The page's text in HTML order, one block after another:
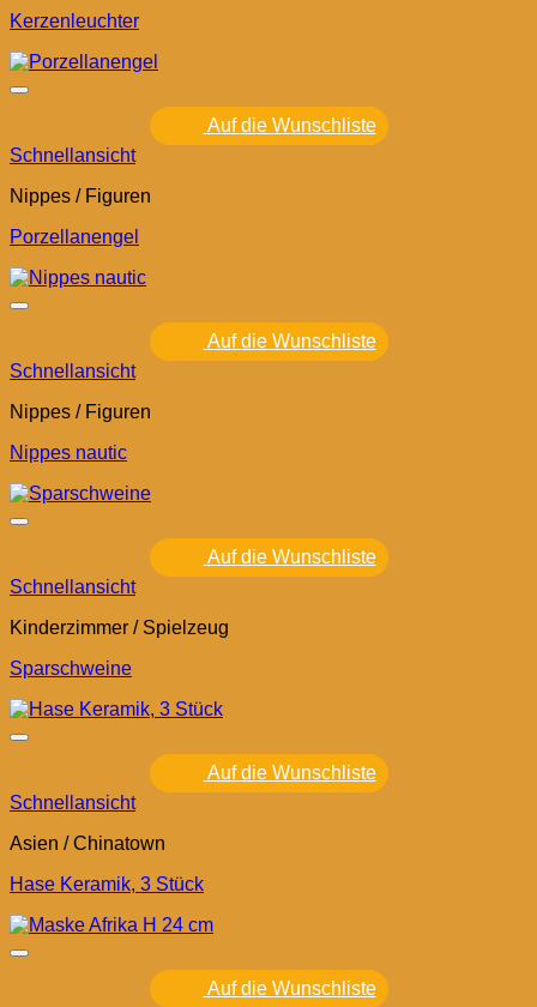
Kerzenleuchter
Auf die Wunschliste
Schnellansicht
Nippes / Figuren
Porzellanengel
Auf die Wunschliste
Schnellansicht
Nippes / Figuren
Nippes nautic
Auf die Wunschliste
Schnellansicht
Kinderzimmer / Spielzeug
Sparschweine
Auf die Wunschliste
Schnellansicht
Asien / Chinatown
Hase Keramik, 3 Stück
Auf die Wunschliste